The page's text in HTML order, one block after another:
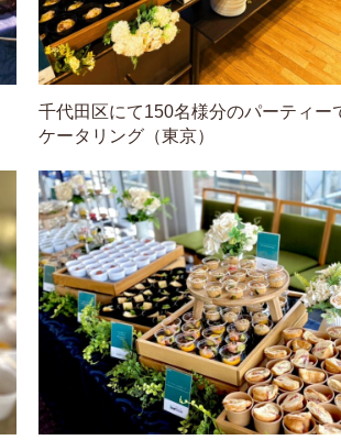
千代田区にて150名様分のパーティー
ケータリング（東京）